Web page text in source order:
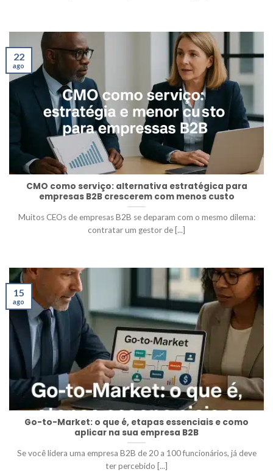
CMO como serviço: alternativa estratégica para
empresas B2B crescerem com menos custo
Muitos CEOs de empresas B2B se deparam com o mesmo dilema:
contratar um gestor de [...]
22
ago
Go-to-Market: o que é, etapas essenciais e como
aplicar na sua empresa B2B
Se você lidera uma empresa B2B de 20 a 100 funcionários, já deve
ter percebido [...]
15
ago